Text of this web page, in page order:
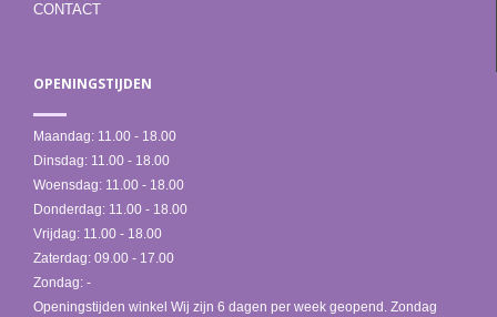
CONTACT
OPENINGSTIJDEN
Maandag: 11.00 - 18.00
Dinsdag: 11.00 - 18.00
Woensdag: 11.00 - 18.00
Donderdag: 11.00 - 18.00
Vrijdag: 11.00 - 18.00
Zaterdag: 09.00 - 17.00
Zondag: -
Openingstijden winkel Wij zijn 6 dagen per week geopend. Zondag